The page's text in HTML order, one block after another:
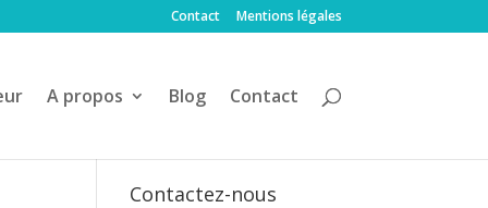
Contact Mentions légales
A propos Blog Contact
Contactez-nous